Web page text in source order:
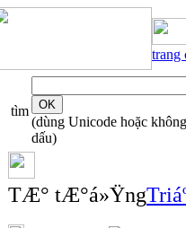
trang
tìm
(dùng Unicode hoặc không
dấu)
TÆ° tÆ°á»Ÿng